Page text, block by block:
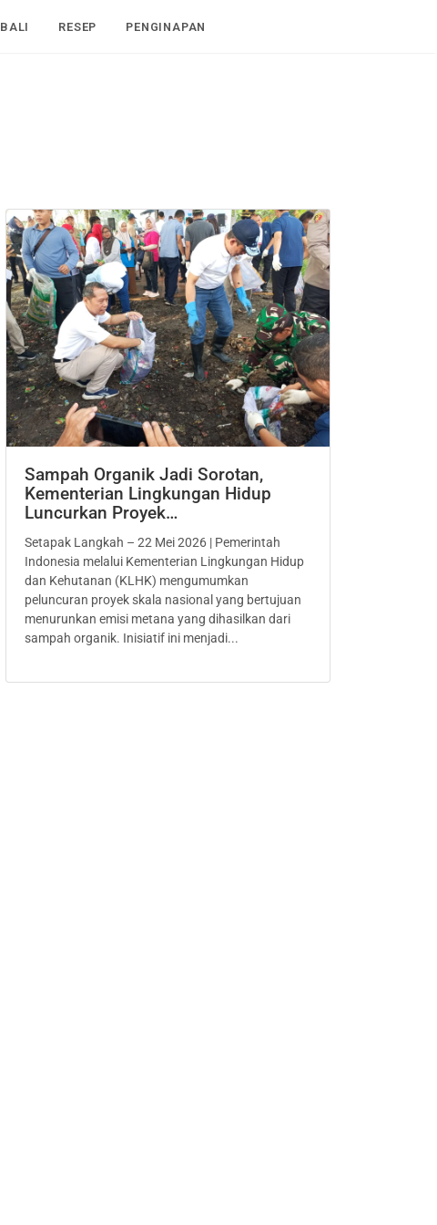
BALI RESEP PENGINAPAN
Sampah Organik Jadi Sorotan,
Kementerian Lingkungan Hidup
Luncurkan Proyek…
Setapak Langkah – 22 Mei 2026 | Pemerintah
Indonesia melalui Kementerian Lingkungan Hidup
dan Kehutanan (KLHK) mengumumkan
peluncuran proyek skala nasional yang bertujuan
menurunkan emisi metana yang dihasilkan dari
sampah organik. Inisiatif ini menjadi...